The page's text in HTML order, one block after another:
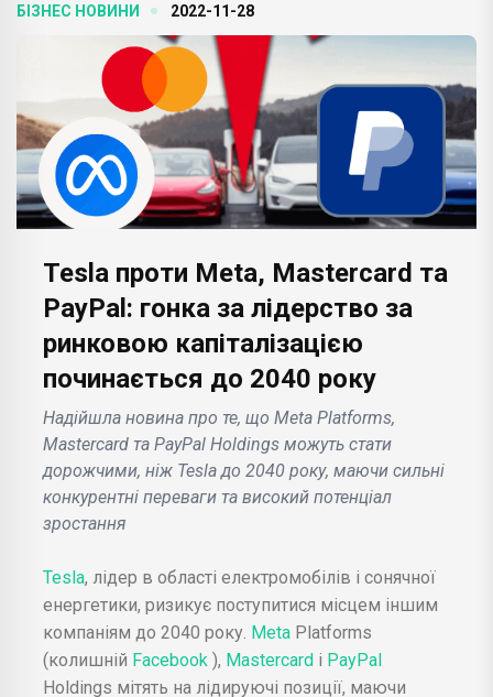
БІЗНЕС НОВИНИ 2022-11-28
Tesla проти Meta, Mastercard та
PayPal: гонка за лідерство за
ринковою капіталізацією
починається до 2040 року
Надійшла новина про те, що Meta Platforms,
Mastercard та PayPal Holdings можуть стати
дорожчими, ніж Tesla до 2040 року, маючи сильні
конкурентні переваги та високий потенціал
зростання
Tesla, лідер в області електромобілів і сонячної
енергетики, ризикує поступитися місцем іншим
компаніям до 2040 року. Meta Platforms
(колишній Facebook ), Mastercard і PayPal
Holdings мітять на лідируючі позиції, маючи